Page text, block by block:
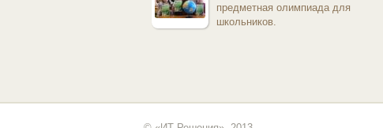
предметная олимпиада для
школьников.